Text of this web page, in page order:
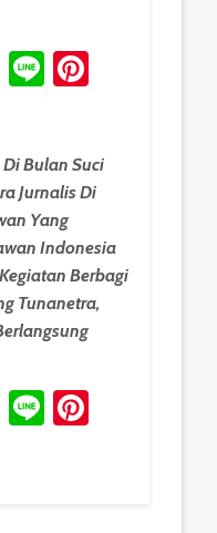
Print
Line
Bulan Suci
Jurnalis Di
Yang
Indonesia
Berbagi
Tunanetra,
Print
Line